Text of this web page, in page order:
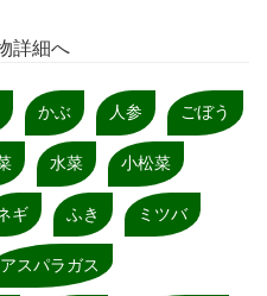
詳細へ
かぶ 人参 ごぼう
水菜 小松菜
ギ ふき ミツバ
アスパラガス